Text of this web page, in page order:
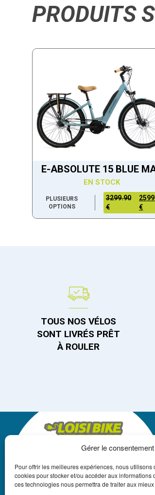
Gérer le
Pour offrir les meilleures expériences, nous
cookies pour stocker et/ou accéder aux informations
ces technologies nous permettra de traiter aux
PRODUITS
E-ABSOLUTE 15 BLUE
EN STOCK
PLUSIEURS
OPTIONS
3299.90
€
€
TOUS NOS VÉLOS
SONT LIVRÉS PRÊT
À ROULER
LOISIBIKE
+262 262 550 250
REUNION@LOISIBIKE.FR